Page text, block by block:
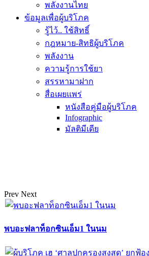
พลังงานไทย
ข้อมูลเพื่อผู้บริโภค
รู้ไว้.. ใช้สิทธิ์
กฎหมาย-สิทธิผู้บริโภค
พลังงาน
ความรู้การใช้ยา
สรรหามาฝาก
สื่อเผยแพร่
หนังสือคู่มือผู้บริโภค
Infographic
มัลติมีเดีย
Prev Next
พบอะฟลาท็อกซินเอ็ม1 ในนม